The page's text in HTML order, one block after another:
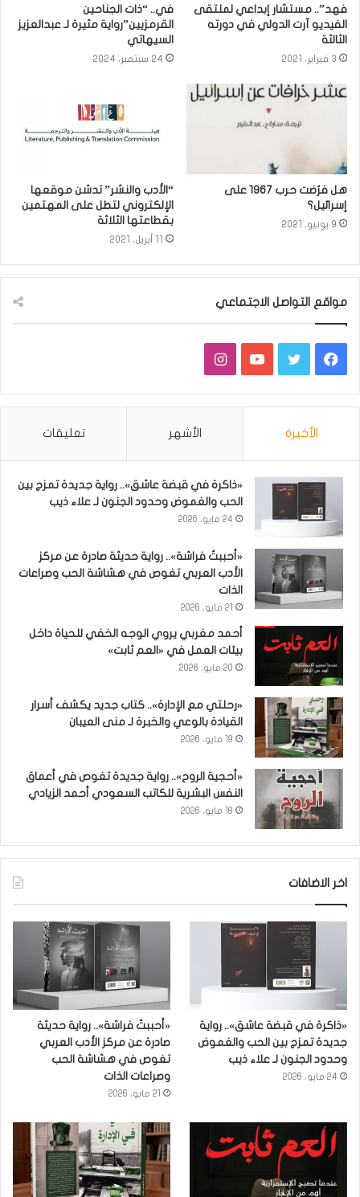
فهد”.. مستشار إبداعي لملتقى
الفيديو آرت الدولي في دورته
الثالثة
3 فبراير، 2021
في.. “ذات الجناحين
القرمزيين”رواية مثيرة لـ عبدالعزيز
السيهاتي
24 سبتمبر، 2024
هل فرُضت حرب ١٩٦٧ على
إسرائيل؟
9 يونيو، 2021
“الأدب والنشر” تدشن موقعها
الإلكتروني لتطل على المهتمين
بقطاعتها الثلاثة
11 أبريل، 2021
مواقع التواصل الاجتماعي
فيسبوكتويتر يوتيوبانستقرام
الأخيرة الأشهر تعليقات
«ذاكرة في قبضة عاشق».. رواية جديدة تمزج بين
الحب والغموض وحدود الجنون لـ علاء ذيب
24 مايو، 2026
«أحببتُ فراشة».. رواية حديثة صادرة عن مركز
الأدب العربي تغوص في هشاشة الحب وصراعات
الذات
21 مايو، 2026
أحمد مغربي يروي الوجه الخفي للحياة داخل
بيئات العمل في «العم ثابت»
20 مايو، 2026
«رحلتي مع الإدارة».. كتاب جديد يكشف أسرار
القيادة بالوعي والخبرة لـ منى العيبان
19 مايو، 2026
«أحجية الروح».. رواية جديدة تغوص في أعماق
النفس البشرية للكاتب السعودي أحمد الزيادي
18 مايو، 2026
اخر الاضافات
«ذاكرة في قبضة عاشق».. رواية
جديدة تمزج بين الحب والغموض
وحدود الجنون لـ علاء ذيب
24 مايو، 2026
«أحببتُ فراشة».. رواية حديثة
صادرة عن مركز الأدب العربي
تغوص في هشاشة الحب
وصراعات الذات
21 مايو، 2026